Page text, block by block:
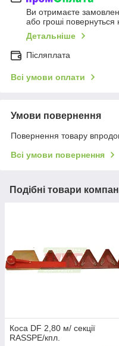
Ви отримаєте
або гроші повернуться
Детальніше
Післяплата
Всі умови оплати
Умови повернення
Повернення товару
Всі умови повернення
Подібні товари
Коса DF 2,80 м/ секції
RASSPE/кпл.